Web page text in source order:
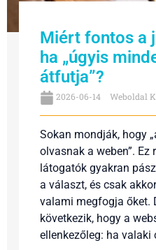
Miért fontos a
ha „úgyis
átfutja”?
2026-06-14 Weboldal
Sokan mondják, hogy
olvasnak a weben”. Ez
látogatók gyakran
a választ, és csak
valami megfogja őket.
következik, hogy a
ellenkezőleg: ha valaki